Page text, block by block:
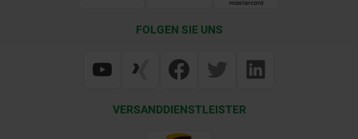
FOLGEN SIE UNS
VERSANDDIENSTLEISTER